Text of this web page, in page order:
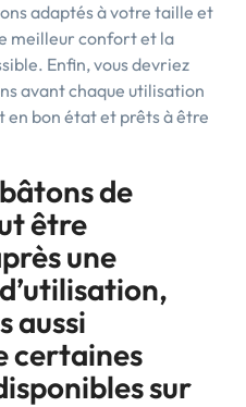
adaptés à votre taille et
meilleur confort et la
Enfin, vous devriez
avant chaque utilisation
en bon état et prêts à être
de
être
une
aussi
certaines
sur